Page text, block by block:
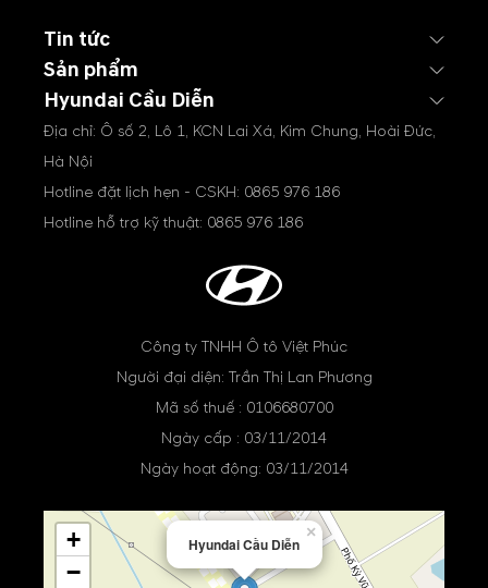
Tin tức
Sản phẩm
Hyundai Cầu Diễn
Địa chỉ: Ô số 2, Lô 1, KCN Lai Xá, Kim Chung, Hoài Đức,
Hà Nội
Hotline đặt lịch hẹn - CSKH: 0865 976 186
Hotline hỗ trợ kỹ thuật: 0865 976 186
Công ty TNHH Ô tô Việt Phúc
Người đại diện: Trần Thị Lan Phương
Mã số thuế : 0106680700
Ngày cấp : 03/11/2014
Ngày hoạt động: 03/11/2014
Hyundai Cầu Diễn
×
+
−